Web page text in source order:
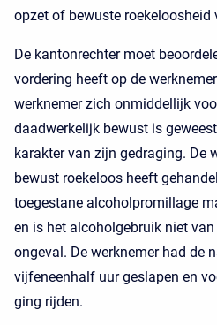
opzet of bewuste roekeloosheid
De kantonrechter moet
vordering heeft op de
werknemer zich onmiddellijk
daadwerkelijk bewust is
karakter van zijn gedraging. De
bewust roekeloos heeft
toegestane alcoholpromillage
en is het alcoholgebruik niet
ongeval. De werknemer had de
vijfeneenhalf uur geslapen en
ging rijden.